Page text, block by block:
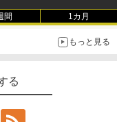
間 1カ月
もっと見る
る